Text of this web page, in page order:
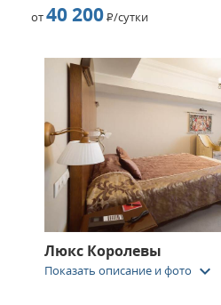
от40 200Р/сутки
Люкс Королевы
Показать описание и фото keyboard_arrow_down